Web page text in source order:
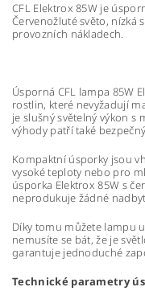
CFL Elektrox 85W je
Červenožluté světo, nízká
provozních nákladech.
Úsporná CFL lampa 85W
rostlin, které nevyžadují
je slušný světelný výkon
výhody patří také
Kompaktní úsporky jsou
vysoké teploty nebo pro
úsporka Elektrox 85W s
neprodukuje žádné
Díky tomu můžete lampu
nemusíte se bát, že je
garantuje jednoduché
Technické parametry